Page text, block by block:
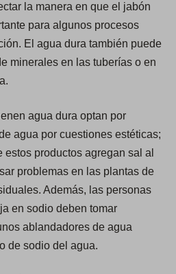
la manera en que el jabón
para algunos procesos
El agua dura también puede
minerales en las tuberías o en
agua dura optan por
agua por cuestiones estéticas;
productos agregan sal al
problemas en las plantas de
Además, las personas
en sodio deben tomar
ablandadores de agua
de sodio del agua.